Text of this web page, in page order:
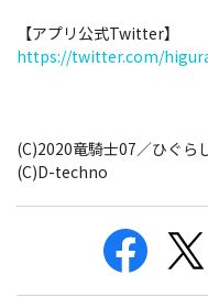
【アプリ公式Twitter】
https://twitter.com/
(C)2020竜騎士07／ひぐら
(C)D-techno